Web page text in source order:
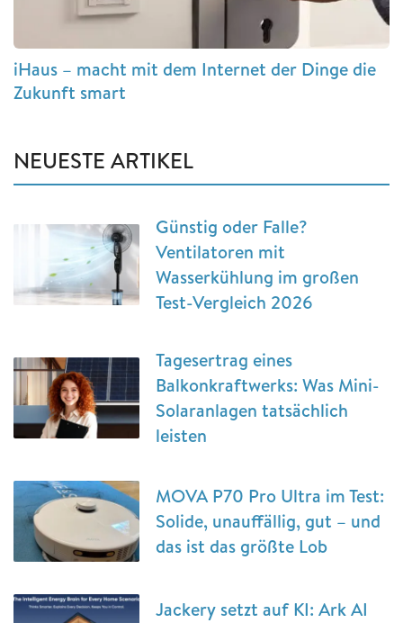
iHaus – macht mit dem Internet der Dinge die
Zukunft smart
NEUESTE ARTIKEL
Günstig oder Falle?
Ventilatoren mit
Wasserkühlung im großen
Test-Vergleich 2026
Tagesertrag eines
Balkonkraftwerks: Was Mini-
Solaranlagen tatsächlich
leisten
MOVA P70 Pro Ultra im Test:
Solide, unauffällig, gut – und
das ist das größte Lob
Jackery setzt auf KI: Ark AI